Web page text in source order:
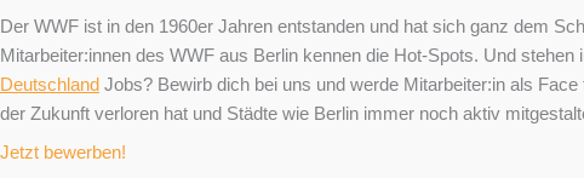
Der WWF ist in den 1960er Jahren entstanden und hat sich ganz dem
Mitarbeiter:innen des WWF aus Berlin kennen die Hot-Spots. Und
Deutschland Jobs? Bewirb dich bei uns und werde Mitarbeiter:in als
der Zukunft verloren hat und Städte wie Berlin immer noch aktiv
Jetzt bewerben!